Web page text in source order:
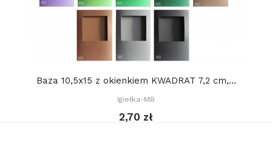
Baza 10,5x15 z okienkiem KWADRAT 7,2 cm,...
Igiełka-MB
2,70 zł